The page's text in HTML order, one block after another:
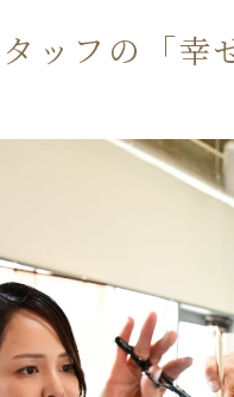
ッフの「幸